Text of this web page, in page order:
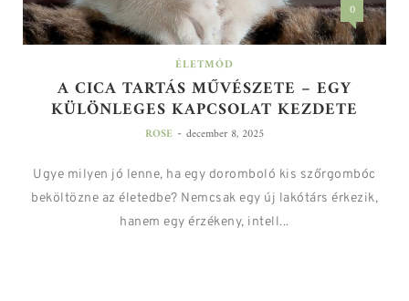
0
ÉLETMÓD
A CICA TARTÁS MŰVÉSZETE – EGY
KÜLÖNLEGES KAPCSOLAT KEZDETE
ROSE - december 8, 2025
Ugye milyen jó lenne, ha egy doromboló kis szőrgombóc
beköltözne az életedbe? Nemcsak egy új lakótárs érkezik,
hanem egy érzékeny, intell...